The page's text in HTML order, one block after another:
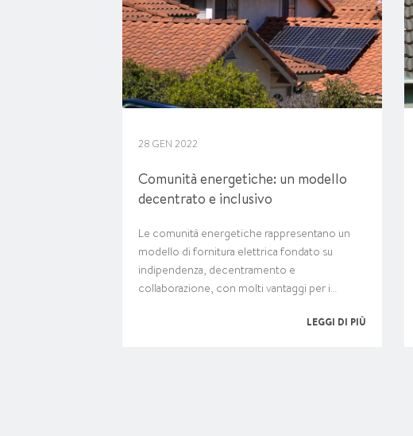
28 GEN 2022
Comunità energetiche: un modello
decentrato e inclusivo
Le comunità energetiche rappresentano un
modello di fornitura elettrica fondato su
indipendenza, decentramento e
collaborazione, con molti vantaggi per i…
LEGGI DI PIÙ